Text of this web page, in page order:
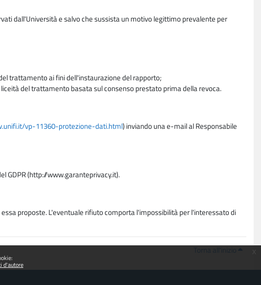
d'autore
dall'Università e salvo che sussista un motivo legittimo prevalente per
trattamento ai fini dell'instaurazione del rapporto;
del trattamento basata sul consenso prestato prima della revoca.
vp-11360-protezione-dati.html) inviando una e-mail al Responsabile
GDPR (http://www.garanteprivacy.it).
proposte. L'eventuale rifiuto comporta l'impossibilità per l'interessato di
Torna all'inizio